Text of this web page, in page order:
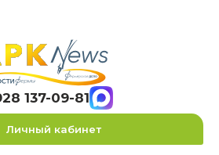
137-09-81
Личный кабинет